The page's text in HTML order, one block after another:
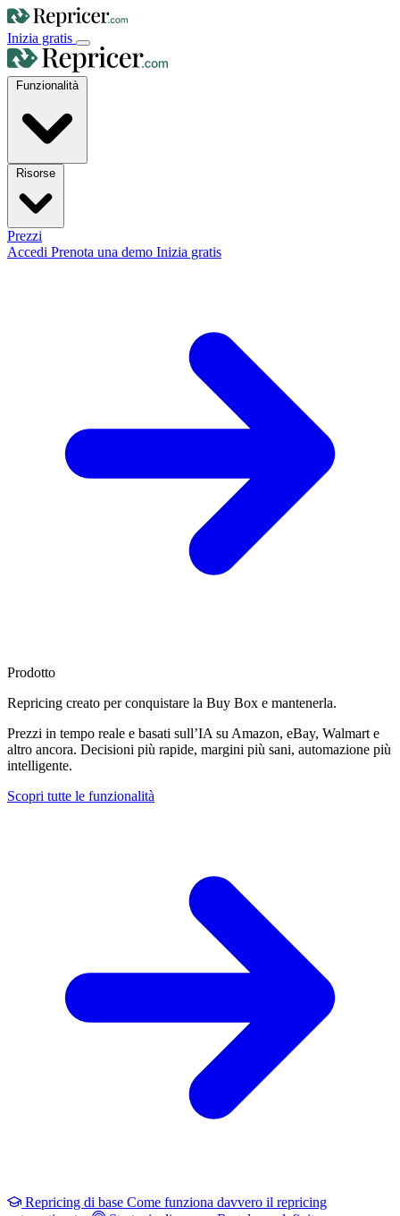
Inizia gratis
Funzionalità
Prezzi
Accedi Prenota una demo Inizia gratis
Prodotto
Repricing creato perconquistare la Buy Box e mantenerla.
Prezzi in tempo reale e basati sull’IA su Amazon, eBay, Walmart e
altro ancora. Decisioni più rapide, margini più sani, automazione più
intelligente.
Scopri tutte le funzionalità
Repricing di base Come funziona davvero il repricing